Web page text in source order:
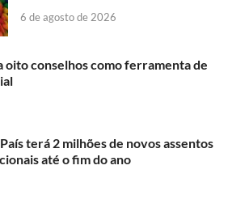
6 de agosto de 2026
conselhos como ferramenta de
terá 2 milhões de novos assentos
até o fim do ano